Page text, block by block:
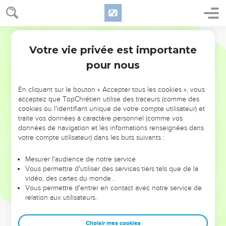
NE MANQUEZ PAS L’ÉVÉNEMENT
DE L’ANNÉE !
ET SI LEURS ERREURS POUVAIENT VOUS ÉVITER LES
VOTRES ?
leur foi ou leur vision. Mais on voit moins les doutes, les erreurs
et les saisons difficiles qu'ils ont traversés, alors même que ce
sont elles qui les ont façonnés.
Dans cette conférence, leaders, entrepreneurs, et responsables
clés pour avancer avec plus de sagesse afin que leurs erreurs
Votre vie privée est importante
pour nous
En cliquant sur le bouton « Accepter tous les cookies », vous
acceptez que TopChrétien utilise des traceurs (comme des
cookies ou l'identifiant unique de votre compte utilisateur) et
traite vos données à caractère personnel (comme vos
données de navigation et les informations renseignées dans
votre compte utilisateur) dans les buts suivants :
Mesurer l'audience de notre service
Vous permettre d'utiliser des services tiers tels que de la
vidéo, des cartes du monde…
Vous permettre d'entrer en contact avec notre service de
relation aux utilisateurs.
Choisir mes cookies